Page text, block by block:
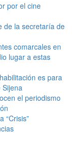
por el cine
de la secretaría de
comarcales en
lugar a estas
es para
Sijena
el periodismo
“Crisis”